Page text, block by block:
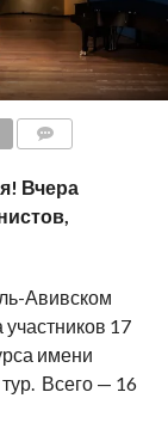
Вчера
Авивском
17
имени
Всего — 16